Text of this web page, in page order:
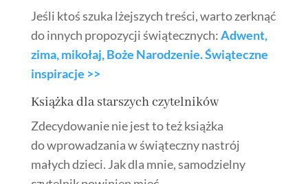
Jeśli ktoś szuka lżejszych treści, warto zerknąć
do innych propozycji świątecznych:Adwent,
zima, mikołaj, Boże Narodzenie.Świąteczne
inspiracje >>
Książka dla starszych czytelników
Zdecydowanie nie jest to też książka
do wprowadzania w świąteczny nastrój
małych dzieci. Jak dla mnie, samodzielny